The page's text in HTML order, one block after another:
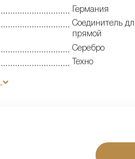
Германия
Соединитель
прямой
Серебро
Техно